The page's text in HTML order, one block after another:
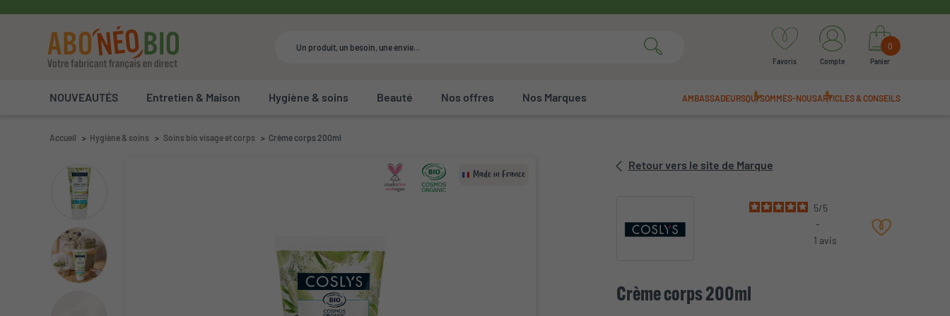
Favoris Compte
0
Panier
NOUVEAUTÉS Entretien & Maison Hygiène & soins Beauté Nos offres Nos Marques AMBASSADEURSQUI SOMMES-NOUSARTICLES & CONSEILS
Accueil Hygiène & soins Soins bio visage et corps Crème corps 200ml
Made in France
Retour vers le site de Marque
5/5
-
1 avis
Crème corps 200ml